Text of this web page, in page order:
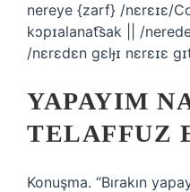
nereye {zarf} /nɛrɛɪɛ/
kɔpɪalanat͡sak || /
/nɛrɛdɛn ɡɛlɟɪ nɛrɛɪɛ
YAPAYIM
TELAFFUZ
Konuşma. “Bırakın